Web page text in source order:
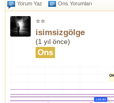
Yorum Yaz Ons Yorumları
⭐⭐
isimsizgölge
(1 yıl önce)
Ons